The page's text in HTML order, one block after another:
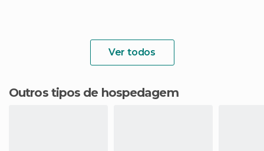
Ver todos
Outros tipos de hospedagem